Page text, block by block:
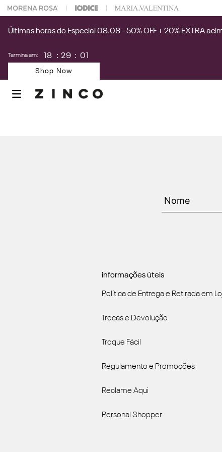
na sua 1° compra usando o cupom: PRIMEIRAZIN
Últimas horas do Especial 08.08 - 50% OFF + 20% EXTRA
Termina em: 18 : 29 : 01
Shop Now
informações úteis
Política de Entrega e Retirada em
Trocas e Devolução
Troque Fácil
Regulamento e Promoções
Reclame Aqui
Personal Shopper